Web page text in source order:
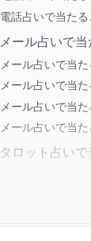
話占いで当た
ール占いで
ール占いで当
ール占いで当
ール占いで当
ール占いで当
ロット占い